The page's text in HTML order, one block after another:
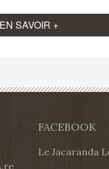
EN SAVOIR +
FACEBOOK
Le Jacaranda